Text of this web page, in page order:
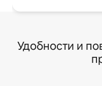
Удобности и